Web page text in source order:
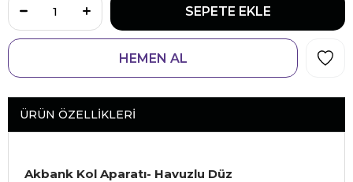
ÜRÜN ÖZELLIKLERI
Akbank Kol Aparatı- Havuzlu Düz